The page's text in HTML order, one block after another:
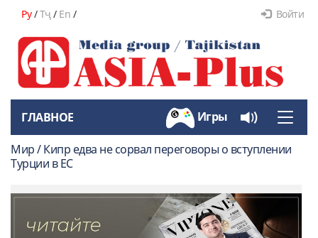
Ру/Тҷ/ En / Войти
Toggle
ГЛАВНОЕ Игры
Мир / Кипр едва не сорвал переговоры о вступлении
Турции в ЕС